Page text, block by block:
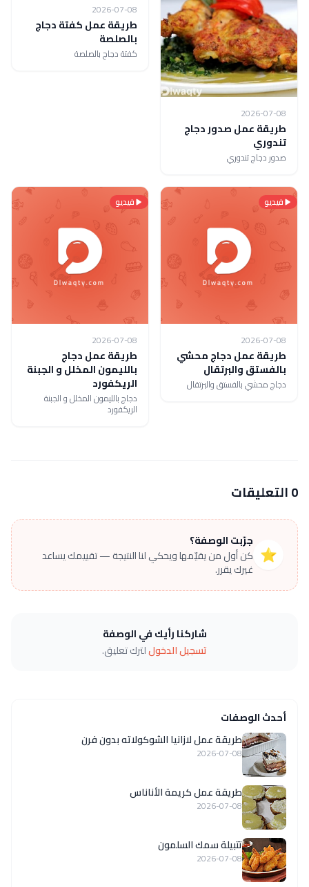
2026-07-08
طريقة عمل صدور دجاج
تندوري
صدور دجاج تندوري
2026-07-08
طريقة عمل كفتة دجاج
بالصلصة
كفتة دجاج بالصلصة
فيديو
2026-07-08
طريقة عمل دجاج محشي
بالفستق والبرتقال
دجاج محشي بالفستق والبرتقال
فيديو
2026-07-08
طريقة عمل دجاج
بالليمون المخلل و الجبنة
الريكفورد
دجاج بالليمون المخلل و الجبنة
الريكفورد
0 التعليقات
⭐
جرّبت الوصفة؟
كن أول من يقيّمها ويحكي لنا النتيجة — تقييمك يساعد
غيرك يقرر.
شاركنا رأيك في الوصفة
تسجيل الدخوللترك تعليق.
أحدث الوصفات
طريقة عمل لازانيا الشوكولاته بدون فرن
2026-07-08
طريقة عمل كريمة الأناناس
2026-07-08
تتبيلة سمك السلمون
2026-07-08